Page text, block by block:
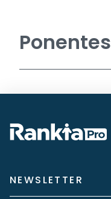
Ponentes
NEWSLETTER